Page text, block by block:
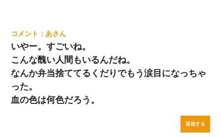
あ
いやー。すごいね。
こんな醜い人間もいるんだね。
なんか弁当捨ててるくだりでもう涙目になっちゃ
った。
血の色は何色だろう。
返信する